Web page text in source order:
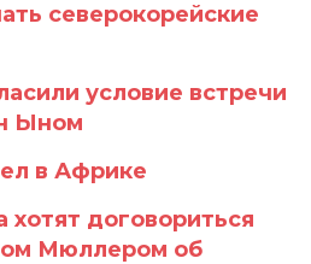
северокорейские
условие встречи
Ыном
в Африке
договориться
Мюллером об